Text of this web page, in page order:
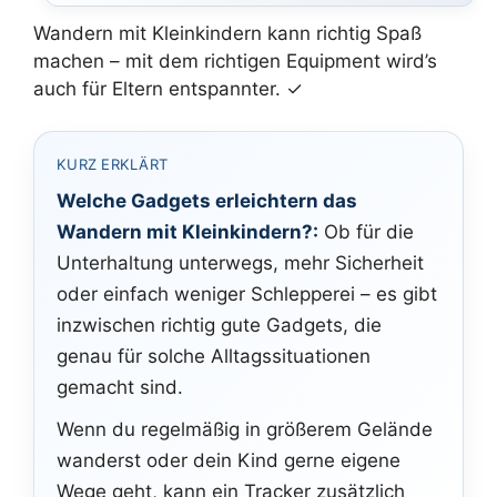
Wandern mit Kleinkindern kann richtig Spaß
machen – mit dem richtigen Equipment wird’s
auch für Eltern entspannter. ✓
KURZ ERKLÄRT
Welche Gadgets erleichtern das
Wandern mit Kleinkindern?: Ob für die
Unterhaltung unterwegs, mehr Sicherheit
oder einfach weniger Schlepperei – es gibt
inzwischen richtig gute Gadgets, die
genau für solche Alltagssituationen
gemacht sind.
Wenn du regelmäßig in größerem Gelände
wanderst oder dein Kind gerne eigene
Wege geht, kann ein Tracker zusätzlich